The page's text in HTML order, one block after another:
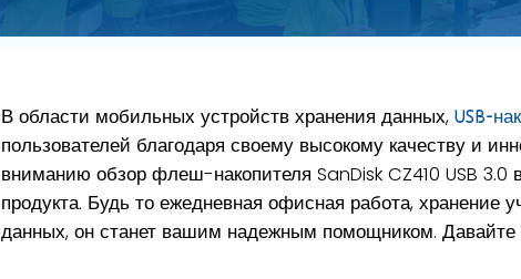
В области мобильных устройств хранения данных, USB-
пользователей благодаря своему высокому качеству и
вниманию обзор флеш-накопителя SanDisk CZ410 USB 3.0
продукта. Будь то ежедневная офисная работа,
данных, он станет вашим надежным помощником. Давайте